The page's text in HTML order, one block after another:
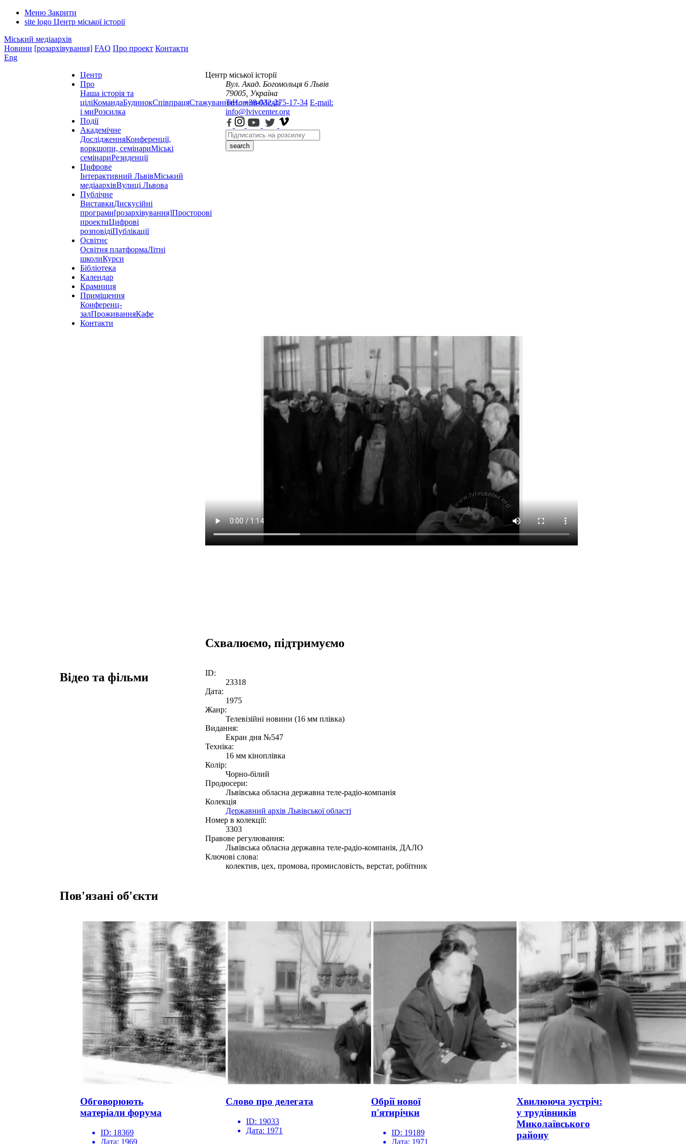
Меню Закрити
site logo Центр міської історії
Міський медіаархів
Новини [розархівування] FAQ Про проект Контакти
Eng
Центр
Про
Наша історія та
ціліКомандаБудинокСпівпрацяСтажуванняНовиниМедіа
і миРозсилка
Події
Академічне
ДослідженняКонференції,
воркшопи, семінариМіські
семінариРезиденції
Цифрове
Інтерактивний ЛьвівМіський
медіаархівВулиці Львова
Публічне
ВиставкиДискусійні
програми[розархівування]Просторові
проектиЦифрові
розповідіПублікації
Освітнє
Освітня платформаЛітні
школиКурси
Бібліотека
Календар
Крамниця
Приміщення
Конференц-
залПроживанняКафе
Контакти
Центр міської історії
Вул. Акад. Богомольця 6 Львів
79005, Україна
Тел.: +38-032-275-17-34 E-mail:
info@lvivcenter.org
search
Схвалюємо, підтримуємо
Відео та фільми
ID:
23318
Дата:
1975
Жанр:
Телевізійні новини (16 мм плівка)
Видання:
Екран дня №547
Техніка:
16 мм кіноплівка
Колір:
Чорно-білий
Продюсери:
Львівська обласна державна теле-радіо-компанія
Колекція
Державний архів Львівської області
Номер в колекції:
3303
Правове регулювання:
Львівська обласна державна теле-радіо-компанія, ДАЛО
Ключові слова:
колектив, цех, промова, промисловість, верстат, робітник
Пов'язані об'єкти
Обговорюють
матеріали форума
ID: 18369
Дата: 1969
Слово про делегата
ID: 19033
Дата: 1971
Обрії нової
п'ятирічки
ID: 19189
Дата: 1971
Хвилююча зустріч:
у трудівників
Миколаївського
району